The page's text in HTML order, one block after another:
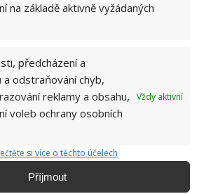
na základě aktivně vyžádaných
předcházení a
odstraňování chyb,
reklamy a obsahu,
voleb ochrany osobních
Vždy aktivní
si více o těchto účelech
Příjmout
ÚRODA
Jiří Kolář